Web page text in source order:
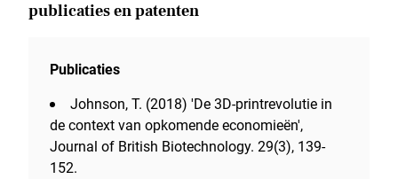
publicaties en patenten
Publicaties
Johnson, T. (2018) 'De 3D-printrevolutie in
de context van opkomende economieën',
Journal of British Biotechnology. 29(3), 139-
152.